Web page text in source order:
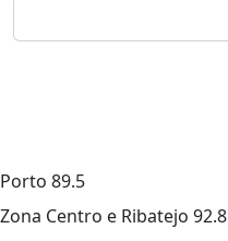
Porto 89.5
Zona Centro e Ribatejo 92.8